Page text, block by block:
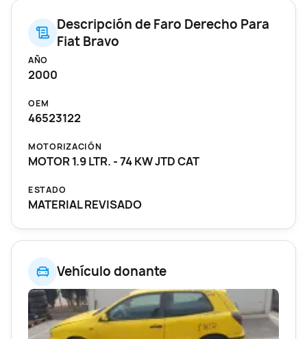
Vehículo donante
Descripción de Faro Derecho Para
Fiat Bravo
AÑO
2000
OEM
46523122
MOTORIZACIÓN
MOTOR 1.9 LTR. - 74 KW JTD CAT
ESTADO
MATERIAL REVISADO